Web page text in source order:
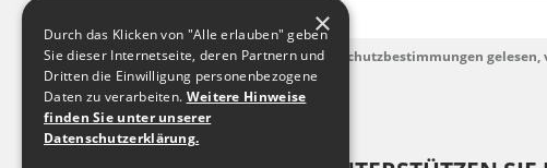
Ich habe die Datenschutzbestimmungen gelesen,
akzeptiere diese.
×
Durch das Klicken von "Alle erlauben" geben
Sie dieser Internetseite, deren Partnern und
Dritten die Einwilligung personenbezogene
Daten zu verarbeiten. Weitere Hinweise
finden Sie unter unserer
Datenschutzerklärung.